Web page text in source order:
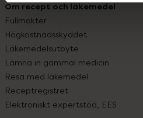
Om recept och läkemedel
Fullmakter
Högkostnadsskyddet
Läkemedelsutbyte
Lämna in gammal medicin
Resa med läkemedel
Receptregistret
Elektroniskt expertstöd, EES